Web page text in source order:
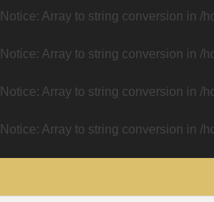
Notice: Array to string conversion in /
Notice: Array to string conversion in /
Notice: Array to string conversion in /
Notice: Array to string conversion in /